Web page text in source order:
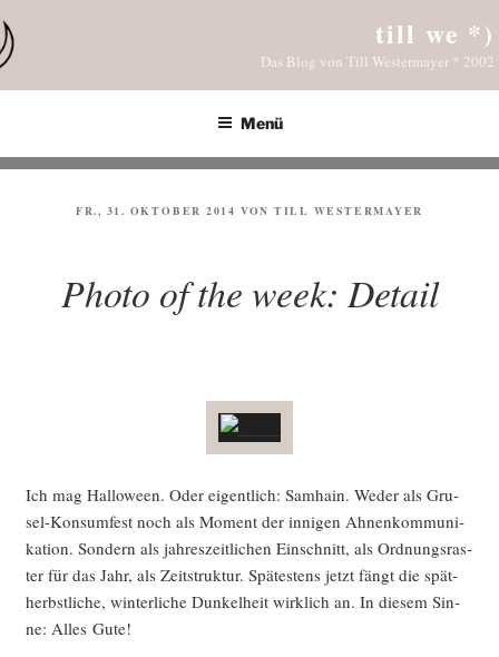
Inhalt
springen
till we *)
Das Blog von Till Westermayer * 2002
Menü
VERÖFFENTLICHT
FR., 31. OKTOBER 2014 VON TILL WESTERMAYER
Photo of the week: Detail
Ich mag Hal­lo­ween. Oder eigent­lich: Sam­hain. Weder als Gru­
sel-Kon­sum­fest noch als Moment der inni­gen Ahnen­kom­mu­ni­
ka­ti­on. Son­dern als jah­res­zeit­li­chen Ein­schnitt, als Ord­nungs­ras­
ter für das Jahr, als Zeit­struk­tur. Spä­tes­tens jetzt fängt die spät­
herbst­li­che, win­ter­li­che Dun­kel­heit wirk­lich an. In die­sem Sin­
ne: Alles Gute!